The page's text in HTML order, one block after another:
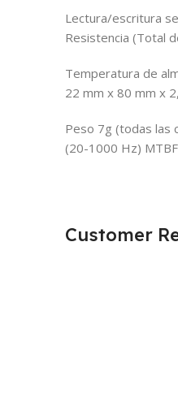
Lectura/escritura
Resistencia (Total
Temperatura de
22 mm x 80 mm x
Peso 7g (todas las
(20-1000 Hz)
Customer